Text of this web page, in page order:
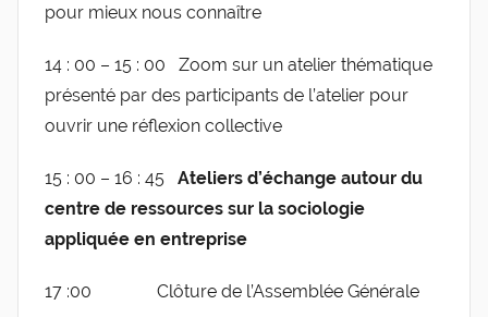
pour mieux nous connaître
14 : 00 – 15 : 00 Zoom sur un atelier thématique
présenté par des participants de l’atelier pour
ouvrir une réflexion collective
15 : 00 – 16 : 45 Ateliers d’échange autour du
centre de ressources sur la sociologie
appliquée en entreprise
17 :00 Clôture de l’Assemblée Générale